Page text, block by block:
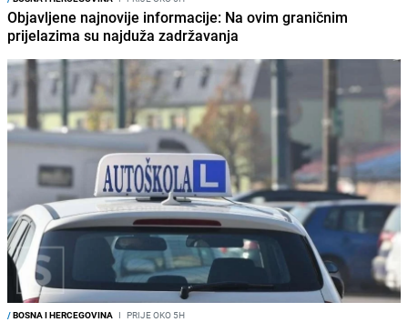
Objavljene najnovije informacije: Na ovim graničnim
prijelazima su najduža zadržavanja
/BOSNA I HERCEGOVINA I PRIJE OKO 5H